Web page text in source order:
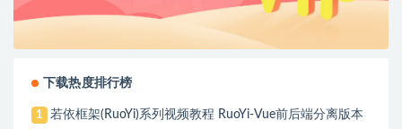
下载热度排行榜
1
若依框架(RuoYi)系列视频教程 RuoYi-Vue前后端分离版本